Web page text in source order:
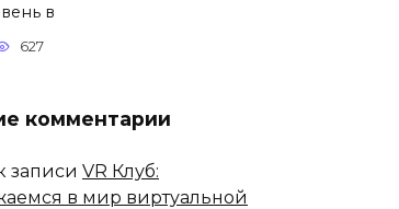
в
627
комментарии
записи VR Клуб:
в мир виртуальной